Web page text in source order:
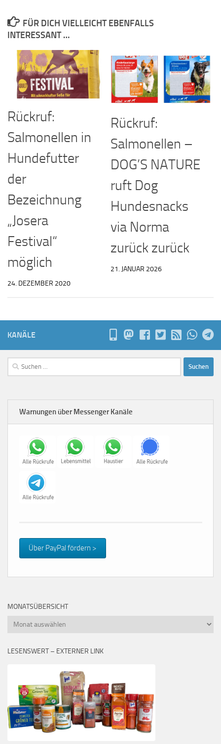
FÜR DICH VIELLEICHT EBENFALLS
INTERESSANT …
Rückruf:
Salmonellen in
Hundefutter
der
Bezeichnung
„Josera
Festival“
möglich
24. DEZEMBER 2020
Rückruf:
Salmonellen –
DOG’S NATURE
ruft Dog
Hundesnacks
via Norma
zurück zurück
21. JANUAR 2026
KANÄLE
Suchen
nach:
Warnungen über Messenger Kanäle
Über PayPal fördern >
MONATSÜBERSICHT
Monatsübersicht
LESENSWERT – EXTERNER LINK